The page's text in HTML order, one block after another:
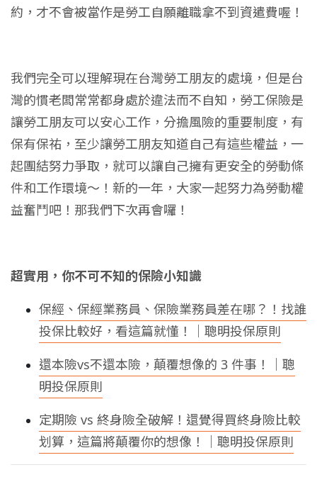
約，才不會被當作是勞工自願離職拿不到資遣費喔！
我們完全可以理解現在台灣勞工朋友的處境，但是台
灣的慣老闆常常都身處於違法而不自知，勞工保險是
讓勞工朋友可以安心工作，分擔風險的重要制度，有
保有保祐，至少讓勞工朋友知道自己有這些權益，一
起團結努力爭取，就可以讓自己擁有更安全的勞動條
件和工作環境～！新的一年，大家一起努力為勞動權
益奮鬥吧！那我們下次再會囉！
超實用，你不可不知的保險小知識
保經、保經業務員、保險業務員差在哪？！找誰
投保比較好，看這篇就懂！｜聰明投保原則
還本險vs不還本險，顛覆想像的 3 件事！｜聰
明投保原則
定期險 vs 終身險全破解！還覺得買終身險比較
划算，這篇將顛覆你的想像！｜聰明投保原則